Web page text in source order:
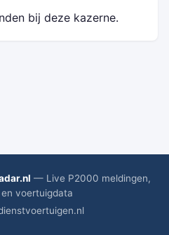
bij deze kazerne.
— Live P2000 meldingen,
voertuigdata